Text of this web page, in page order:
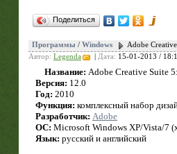
Поделиться
Программы / Windows
Adobe
Автор: Legenda Дата: 15-01-2013 /
Название: Adobe Creative Suite
Версия: 12.0
Год: 2010
Функция: комплексный набор
Разработчик: Adobe
ОС: Microsoft Windows XP/Vista/7
Язык: русский и английский